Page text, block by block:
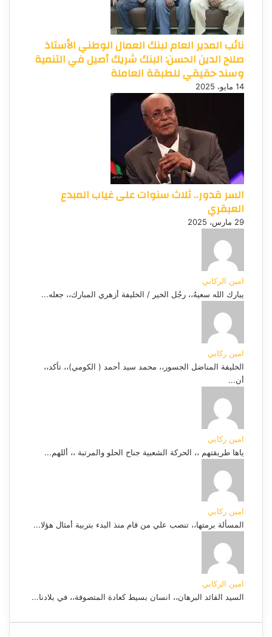
نائب المدير العام لبنك العمال الوطني الأستاذ
صلاح الدين الحسن: البنك شريك أصيل في التنمية
وسند حقيقي للطبقة العاملة
14 مايو، 2025
السر قدور.. ثلاث سنوات على غياب المبدع
العبقري
29 مارس، 2025
امين الركابي
يبارك الله سعيهُ،، رجُل الخير / الخليفة أزهري المبارك،، جعله...
امين ركابي
الخليفة المناضل الجسور،، محمد سيد أحمد ( الكومي)،، تأكد،،
أن...
امين ركابي
ياها طريقتهم ،، الحركة الشعبية جناح الحلو والمرتبة ،، أللهم...
امين ركابي
المسألة برمتها،، تنصب علي من قام منذ البدء بتربية أمثال هؤلا...
امين الركابي
السيد القائد البرهان،، انسان بسيط كعادة المتصوفة،، في بلادنا...